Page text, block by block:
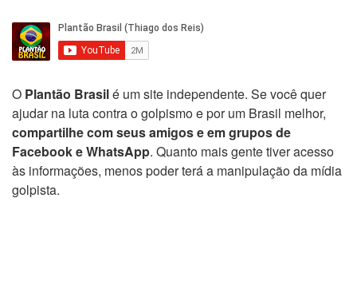
O Plantão Brasilé um site independente. Se você quer
ajudar na luta contra o golpismo e por um Brasil melhor,
compartilhe com seus amigos e em grupos de
Facebook e WhatsApp. Quanto mais gente tiver acesso
às informações, menos poder terá a manipulação da mídia
golpista.